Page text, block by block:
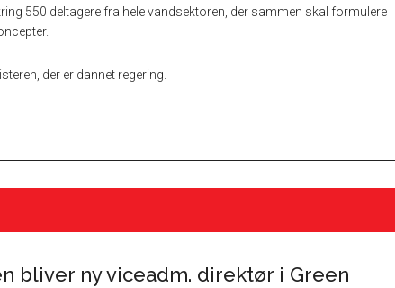
550 deltagere fra hele vandsektoren, der sammen skal formulere
der er dannet regering.
bliver ny viceadm. direktør i Green